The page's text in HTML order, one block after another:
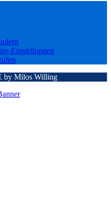
Einstellungen
by Milos Willing